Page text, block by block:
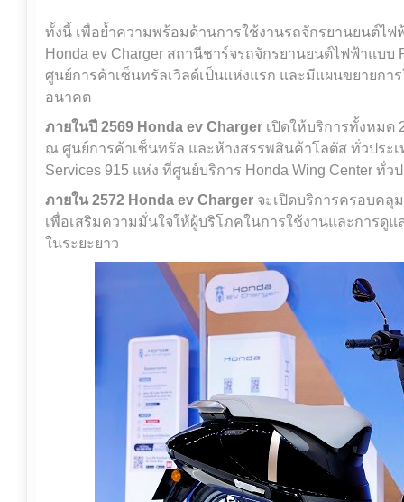
ทั้งนี้ เพื่อย้ำความพร้อมด้านการใช้งานรถจักรยานยนต์ไ
Honda ev Charger สถานีชาร์จรถจักรยานยนต์ไฟฟ้าแบบ
ศูนย์การค้าเซ็นทรัลเวิลด์เป็นแห่งแรก และมีแผนขยายกา
อนาคต
ภายในปี 2569 Honda ev Charger เปิดให้บริการทั้งหม
ณ ศูนย์การค้าเซ็นทรัล และห้างสรรพสินค้าโลตัส ทั่วประ
Services 915 แห่ง ที่ศูนย์บริการ Honda Wing Center ทั่ว
ภายใน2572 Honda ev Charger จะเปิดบริการครอบคลุ
เพื่อเสริมความมั่นใจให้ผู้บริโภคในการใช้งานและการดู
ในระยะยาว